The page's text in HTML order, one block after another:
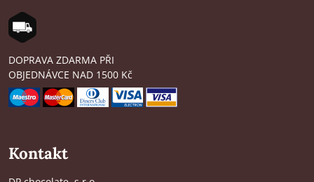
DOPRAVA ZDARMA PŘI
OBJEDNÁVCE NAD 1500 Kč
Kontakt